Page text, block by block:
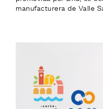
ACABADOS
TODOS LOS
CONTACTOS
manufacturera de Valle